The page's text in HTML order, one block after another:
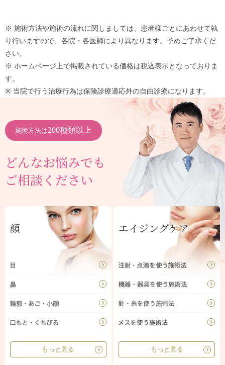
※ 施術方法や施術の流れに関しましては、患者様ごとにあわせて執
り行いますので、各院・各医師により異なります。予めご了承くだ
さい。
※ ホームページ上で掲載されている価格は税込表示となっておりま
す。
※ 当院で行う治療行為は保険診療適応外の自由診療になります。
施術方法は200種類以上
どんなお悩みでも
ご相談ください
顔
もっと見る
エイジングケア
もっと見る